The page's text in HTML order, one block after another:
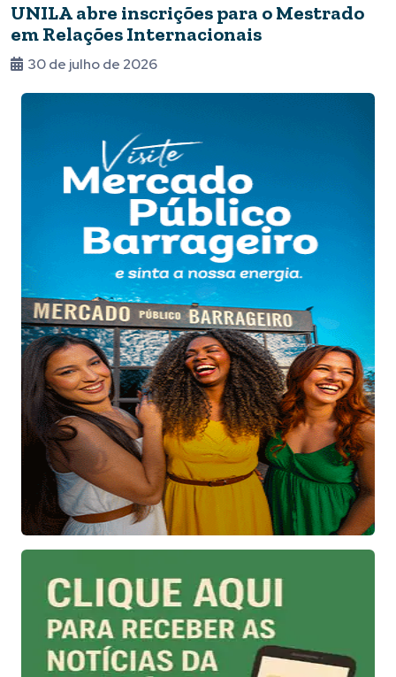
UNILA abre inscrições para o Mestrado
em Relações Internacionais
30 de julho de 2026